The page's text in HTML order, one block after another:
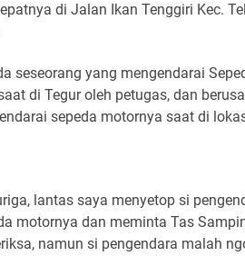
di Jalan Ikan Tenggiri Kec.
seseorang yang mengendarai
di Tegur oleh petugas, dan
sepeda motornya saat di
lantas saya menyetop si
motornya dan meminta Tas
namun si pengendara malah